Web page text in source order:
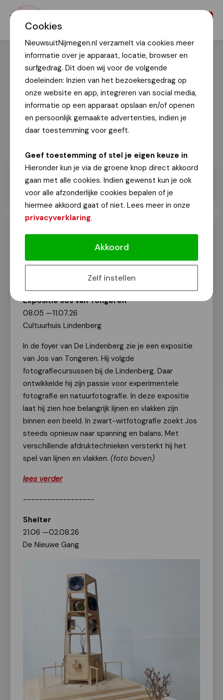
Cookies
NieuwsuitNijmegen.nl verzamelt via cookies meer
informatie over je apparaat, locatie, browser en
surfgedrag. Dit doen wij voor de volgende
doeleinden: Inzien van het bezoekersgedrag op
onze website en app, integreren van social media,
informatie op een apparaat opslaan en/of openen
en persoonlijk gemaakte advertenties, indien je
daar toestemming voor geeft.
Geef toestemming of stel je eigen keuze in
Hieronder kun je via de groene knop direct akkoord
gaan met alle cookies. Indien gewenst kun je ook
voor alle afzonderlijke cookies bepalen of je
hiermee akkoord gaat of niet. Lees meer in onze
privacyverklaring.
Akkoord
Zelf instellen
De Beeldende Kunst van juli 2026 in
Van onze redactie
Expositie Jos van Tongeren
08.05 —11.07.26
Cultuurhuis Lindenberg
In de foyer van De Lindenberg zie je een expositie
van Jos van Tongeren. Hij volgde
fotografiecursussen bij de Lindenberg. Daar
ontwikkelde hij zijn passie voor experimentele
fotografie en natuurfotografie. In deze expositie
laat hij zien hoe belangrijk lijnen en vlakken zijn
binnen een beeld. In zwart-witfotografie zoekt Jos
steeds opnieuw naar spanning en balans. Met
verschillende afdruktechnieken versterkt hij het
spel van lijnen en vlakken. (foto boven)
lees verder
------------------
Shelter
21.06 —02.08.26
De Nieuwe Gang